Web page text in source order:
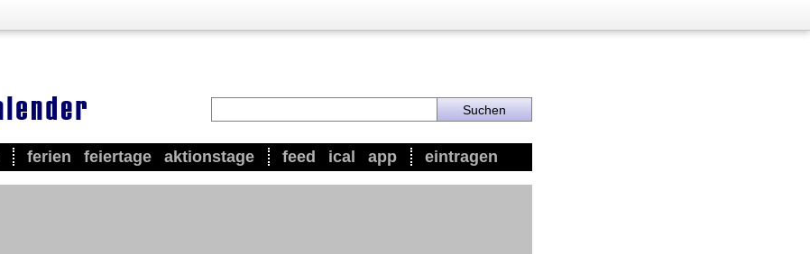
ferien feiertage aktionstage feed ical app eintragen